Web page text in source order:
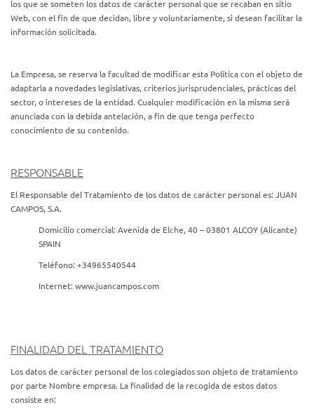
los que se someten los datos de carácter personal que se recaban en sitio
Web, con el fin de que decidan, libre y voluntariamente, si desean facilitar la
información solicitada.
La Empresa, se reserva la facultad de modificar esta Política con el objeto de
adaptarla a novedades legislativas, criterios jurisprudenciales, prácticas del
sector, o intereses de la entidad. Cualquier modificación en la misma será
anunciada con la debida antelación, a fin de que tenga perfecto
conocimiento de su contenido.
RESPONSABLE
El Responsable del Tratamiento de los datos de carácter personal es: JUAN
CAMPOS, S.A.
Domicilio comercial: Avenida de Elche, 40 – 03801 ALCOY (Alicante)
SPAIN
Teléfono: +34965540544
Internet: www.juancampos.com
FINALIDAD DEL TRATAMIENTO
Los datos de carácter personal de los colegiados son objeto de tratamiento
por parte Nombre empresa. La finalidad de la recogida de estos datos
consiste en: